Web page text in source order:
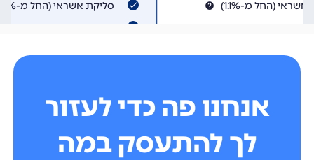
אנחנו פה כדי לעזור
לך להתעסק במה